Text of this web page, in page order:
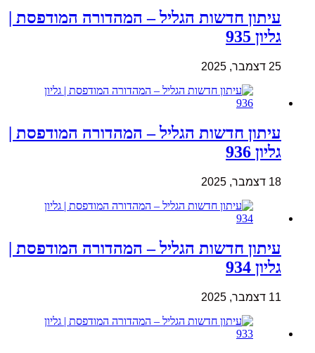
עיתון חדשות הגליל – המהדורה המודפסת |
גליון 935
25 דצמבר, 2025
עיתון חדשות הגליל – המהדורה המודפסת |
גליון 936
18 דצמבר, 2025
עיתון חדשות הגליל – המהדורה המודפסת |
גליון 934
11 דצמבר, 2025